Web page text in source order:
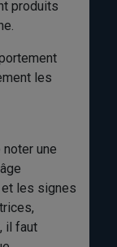
produits
les
une
et les signes
il faut